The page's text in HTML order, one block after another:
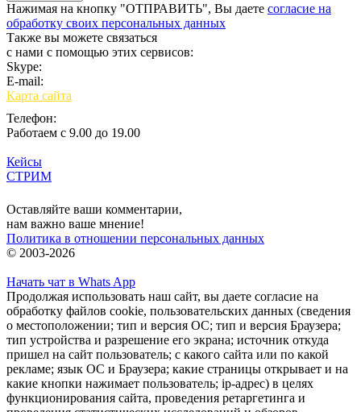
Нажимая на кнопку "ОТПРАВИТЬ", Вы даете согласие на
обработку своих персональных данных
Также вы можете связаться
с нами с помощью этих сервисов:
Skype:
E-mail:
Карта сайта
Телефон:
Работаем с 9.00 до 19.00
Кейсы
СТРИМ
Оставляйте ваши комментарии,
нам важно ваше мнение!
Политика в отношении персональных данных
© 2003-2026
Начать чат в Whats App
Продолжая использовать наш сайт, вы даете согласие на
обработку файлов cookie, пользовательских данных (сведения
о местоположении; тип и версия ОС; тип и версия Браузера;
тип устройства и разрешение его экрана; источник откуда
пришел на сайт пользователь; с какого сайта или по какой
рекламе; язык ОС и Браузера; какие страницы открывает и на
какие кнопки нажимает пользователь; ip-адрес) в целях
функционирования сайта, проведения ретаргетинга и